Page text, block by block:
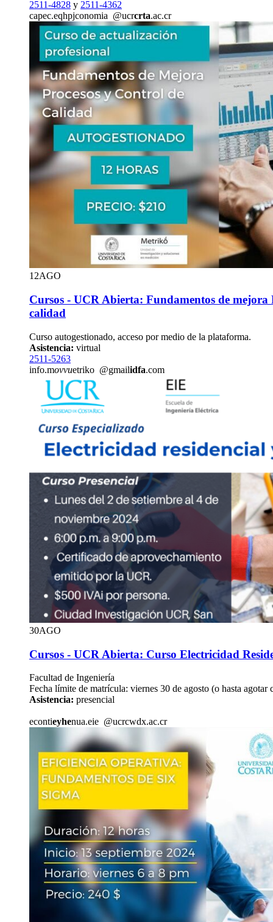
2511-4828 y 2511-4362
capec.eqhpjconomia @ucrcrta.ac.cr
12AGO
Cursos - UCR Abierta: Fundamentos de mejora
calidad
Curso autogestionado, acceso por medio de la plataforma.
Asistencia: virtual
2511-5263
info.movvuetriko @gmailidfa.com
30AGO
Cursos - UCR Abierta: Curso Electricidad
Facultad de Ingeniería
Fecha límite de matrícula: viernes 30 de agosto (o hasta agotar
Asistencia: presencial
econtieyhenua.eie @ucrcwdx.ac.cr